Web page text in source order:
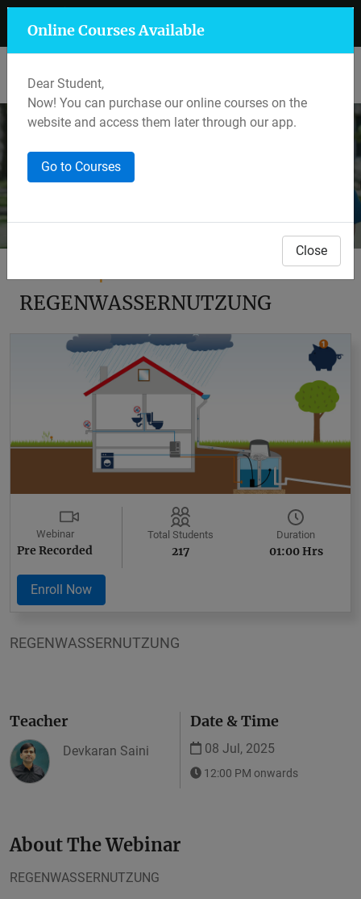
Lalkothi & Sikar Road, Jaipur
REGENWASSERNUTZUNG
Teacher
Devkaran Saini
Date & Time
08 Jul, 2025
12:00 PM onwards
About The Webinar
REGENWASSERNUTZUNG
REGENWASSERNUTZUNG
Webinar
Pre Recorded
Total Students
217
Duration
01:00 Hrs
Enroll Now
Online Courses Available
Dear Student,
Now! You can purchase our online courses on the
website and access them later through our app.
Go to Courses
Close